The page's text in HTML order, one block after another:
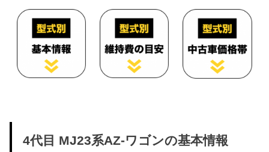
4代目 MJ23系AZ-ワゴンの基本情報